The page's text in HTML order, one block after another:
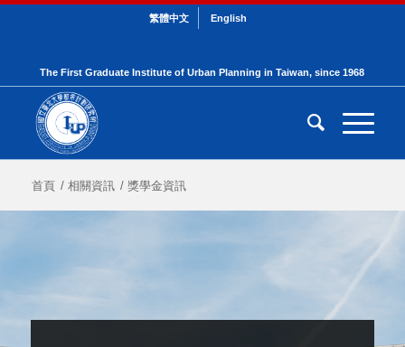
繁體中文 English
The First Graduate Institute of Urban Planning in Taiwan, since 1968
首頁 / 相關資訊 / 獎學金資訊